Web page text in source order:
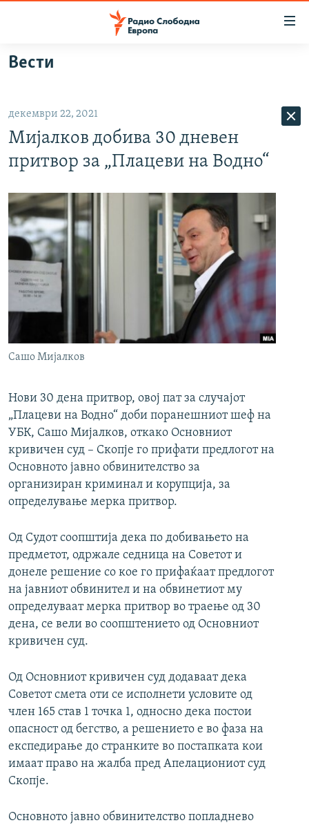
Оди
на
главната
навигација
Премини
на
пребарување
ВИЗУЕЛНО
ВЕСТИ
ШТО ТРЕБА ДА ЗНАЕТЕ
ПРИЈАВИ СЕ ЗА ЊУЗЛЕТЕР
ПОДКАСТ ЗОШТО?
СЛЕДЕТЕ НЕ
Вести
декември 22, 2021
Мијалков добива 30 дневен
притвор за „Плацеви на Водно“
Сашо Мијалков
Нови 30 дена притвор, овој пат за случајот
„Плацеви на Водно“ доби поранешниот шеф на
УБК, Сашо Мијалков, откако Основниот
кривичен суд – Скопје го прифати предлогот на
Основното јавно обвинителство за
организиран криминал и корупција, за
определување мерка притвор.
Од Судот соопштија дека по добивањето на
предметот, одржале седница на Советот и
донеле решение со кое го прифаќаат предлогот
на јавниот обвинител и на обвинетиот му
определуваат мерка притвор во траење од 30
дена, се вели во соопштението од Основниот
кривичен суд.
Од Основниот кривичен суд додаваат дека
Советот смета оти се исполнети условите од
член 165 став 1 точка 1, односно дека постои
опасност од бегство, а решението е во фаза на
експедирање до странките во постапката кои
имаат право на жалба пред Апелациониот суд
Скопје.
Основното јавно обвинителство попладнево